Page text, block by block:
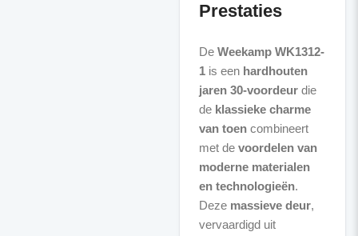
Prestaties
De Weekamp WK1312-
1is een hardhouten
jaren 30-voordeurdie
de klassieke charme
van toencombineert
met de voordelen van
moderne materialen
en technologieën.
Deze massieve deur,
vervaardigd uit